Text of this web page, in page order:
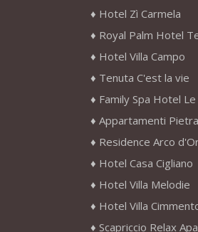
Hotel Zì Carmela
Royal Palm Hotel
Hotel Villa Campo
Tenuta C'est la vie
Family Spa Hotel Le
Appartamenti
Residence Arco
Hotel Casa Cigliano
Hotel Villa Melodie
Hotel Villa
Scapriccio Relax